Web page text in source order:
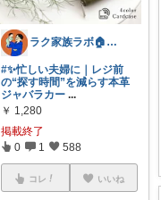
ラク家族ラボ🏠️30代子育てパパルーム
#✨忙しい夫婦に｜レジ前
の“探す時間”を減らす本革
ジャバラカー ...
￥ 1,280
掲載終了
0 1 588
コレ いいね